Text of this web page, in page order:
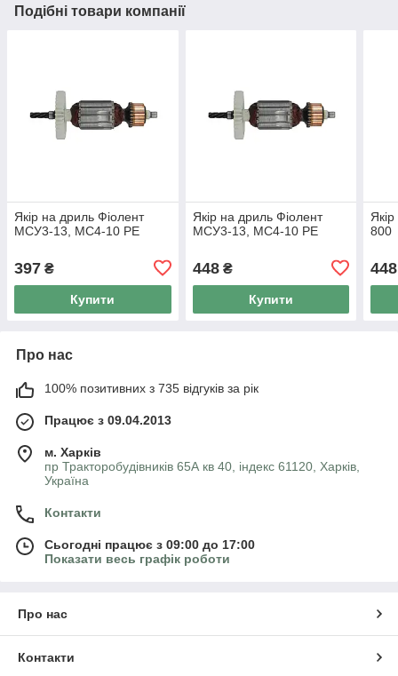
Подібні товари компанії
Якір на дриль Фіолент
МСУ3-13, МС4-10 РЕ
397 ₴
Купити
Якір на дриль Фіолент
МСУ3-13, МС4-10 РЕ
448₴
Купити
800
448
Про нас
100% позитивних з 735 відгуків за рік
Працює з 09.04.2013
м. Харків
пр Тракторобудівників 65А кв 40, індекс 61120, Харків,
Україна
Контакти
Сьогодні працює з 09:00 до 17:00
Показати весь графік роботи
Про нас
Контакти